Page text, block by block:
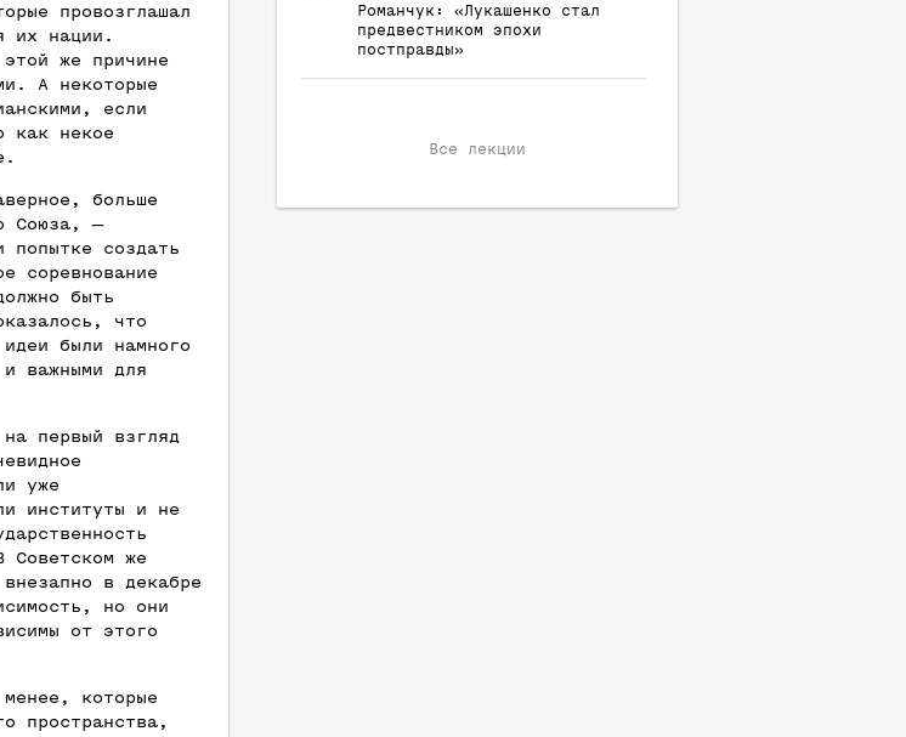
провозглашал
их нации.
же причине
А некоторые
если
как некое
больше
Союза, —
попытке создать
соревнование
быть
что
идеи были намного
важными для
первый взгляд
уже
институты и не
Советском же
в декабре
но они
от этого
которые
пространства,
Романчук: «Лукашенко стал
предвестником эпохи
постправды»
Все лекции